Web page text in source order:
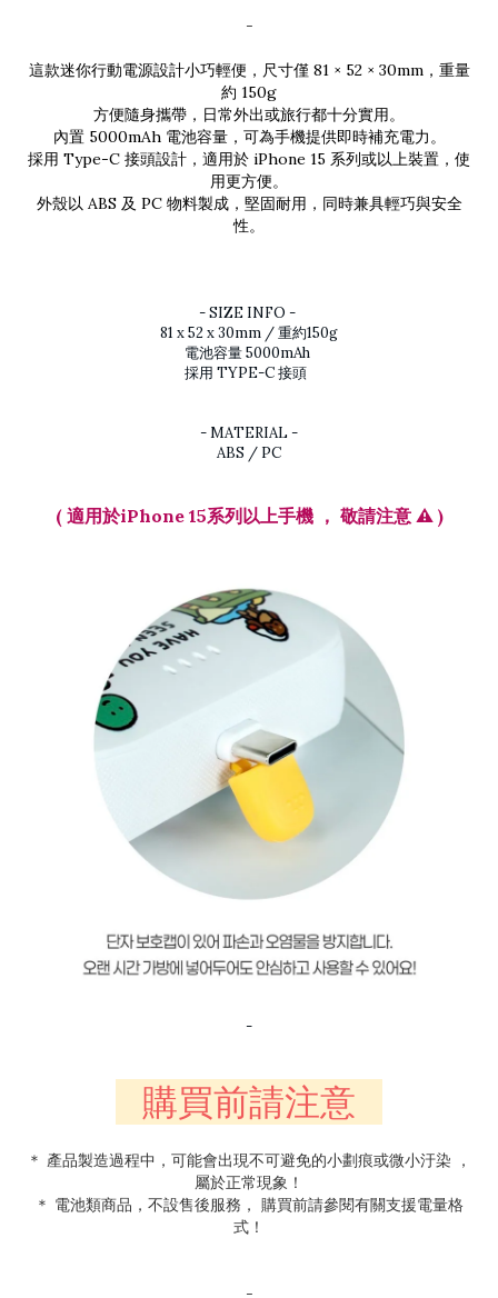
-
這款迷你行動電源設計小巧輕便，尺寸僅 81 × 52 × 30mm，重量
約 150g
方便隨身攜帶，日常外出或旅行都十分實用。
內置 5000mAh 電池容量，可為手機提供即時補充電力。
採用 Type-C 接頭設計，適用於 iPhone 15 系列或以上裝置，使
用更方便。
外殼以 ABS 及 PC 物料製成，堅固耐用，同時兼具輕巧與安全
性。
- SIZE INFO -
81 x 52 x 30mm / 重約150g
電池容量 5000mAh
採用 TYPE-C 接頭
- MATERIAL -
ABS / PC
( 適用於iPhone 15系列以上手機 ， 敬請注意 ⚠️ )
-
購買前請注意
＊ 產品製造過程中，可能會出現不可避免的小劃痕或微小汙染 ，
屬於正常現象！
＊ 電池類商品，不設售後服務， 購買前請參閱有關支援電量格
式！
-